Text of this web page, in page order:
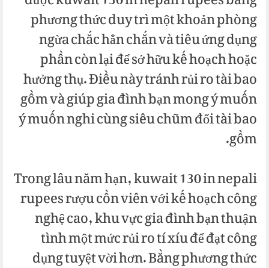
phương thức duy trì một khoản phòng
ngừa chắc hẳn chắn và tiêu ứng dụng
phần còn lại để sở hữu kế hoạch hoặc
hưởng thụ. Điều này tránh rủi ro tài bao
gồm và giúp gia đình bạn mong ý muốn
ý muốn nghi cùng siêu chũm đổi tài bao
gồm.
Trong lâu năm hạn, kuwait 130 in nepali
rupees rượu cồn viên với kế hoạch công
nghệ cao, khu vực gia đình bạn thuận
tình một mức rủi ro tí xíu để đạt công
dụng tuyệt vời hơn. Bằng phương thức